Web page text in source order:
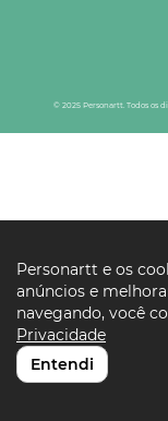
© 2025 Personartt. Todos os
Personartt e os
anúncios e
navegando, você
Privacidade
Entendi